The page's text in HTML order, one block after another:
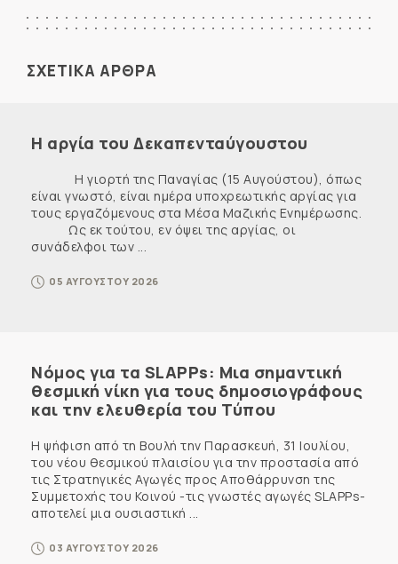
ΣΧΕΤΙΚΑ ΑΡΘΡΑ
Η αργία του Δεκαπενταύγουστου
Η γιορτή της Παναγίας (15 Αυγούστου), όπως
είναι γνωστό, είναι ημέρα υποχρεωτικής αργίας για
τους εργαζόμενους στα Μέσα Μαζικής Ενημέρωσης.
Ως εκ τούτου, εν όψει της αργίας, οι
συνάδελφοι των ...
05 ΑΥΓΟΥΣΤΟΥ 2026
Νόμος για τα SLAPPs: Μια σημαντική
θεσμική νίκη για τους δημοσιογράφους
και την ελευθερία του Τύπου
Η ψήφιση από τη Βουλή την Παρασκευή, 31 Ιουλίου,
του νέου θεσμικού πλαισίου για την προστασία από
τις Στρατηγικές Αγωγές προς Αποθάρρυνση της
Συμμετοχής του Κοινού -τις γνωστές αγωγές SLAPPs-
αποτελεί μια ουσιαστική ...
03 ΑΥΓΟΥΣΤΟΥ 2026